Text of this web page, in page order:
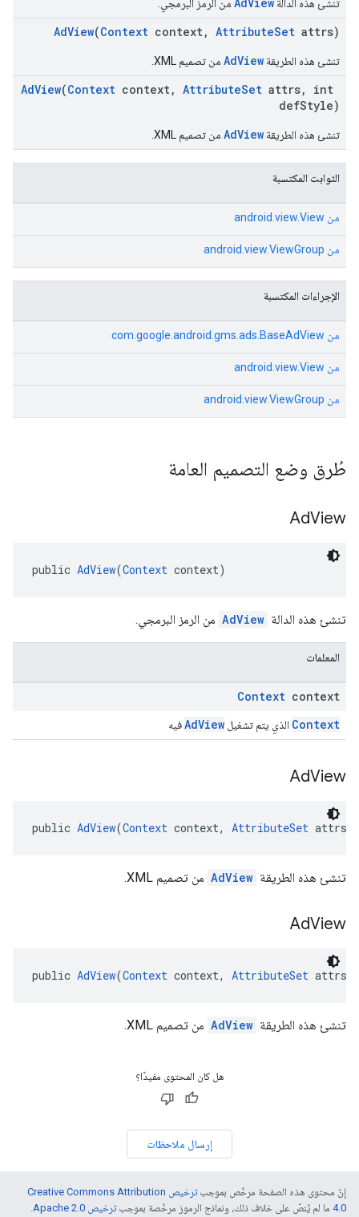
تنشئ هذه الدالة من الرمز البرمجي.
AdView(Context context, AttributeSet attrs)
تنشئ هذه الطريقة AdView من تصميم XML.
AdView(Context context, AttributeSet attrs, int
defStyle)
تنشئ هذه الطريقة AdView من تصميم XML.
الثوابت المكتسبة
من android.view.View
من android.view.ViewGroup
الإجراءات المكتسبة
من com.google.android.gms.ads.BaseAdView
من android.view.View
من android.view.ViewGroup
طُرق وضع التصميم العامة
AdView
public AdView(Context context)
تنشئ هذه الدالة AdView من الرمز البرمجي.
المعلمات
Context context
Context الذي يتم تشغيل AdViewفيه
AdView
public AdView(Context context, AttributeSet attrs)
تنشئ هذه الطريقة AdView من تصميم XML.
AdView
public AdView(Context context, AttributeSet attrs,
تنشئ هذه الطريقة AdView من تصميم XML.
هل كان المحتوى مفيدًا؟
إرسال ملاحظات
إنّ محتوى هذه الصفحة مرخّص بموجب
ترخيص Creative Commons Attribution
4.0‏ ما لم يُنصّ على خلاف ذلك، ونماذج الرموز مرخّصة بموجبترخيص Apache 2.0‏
.